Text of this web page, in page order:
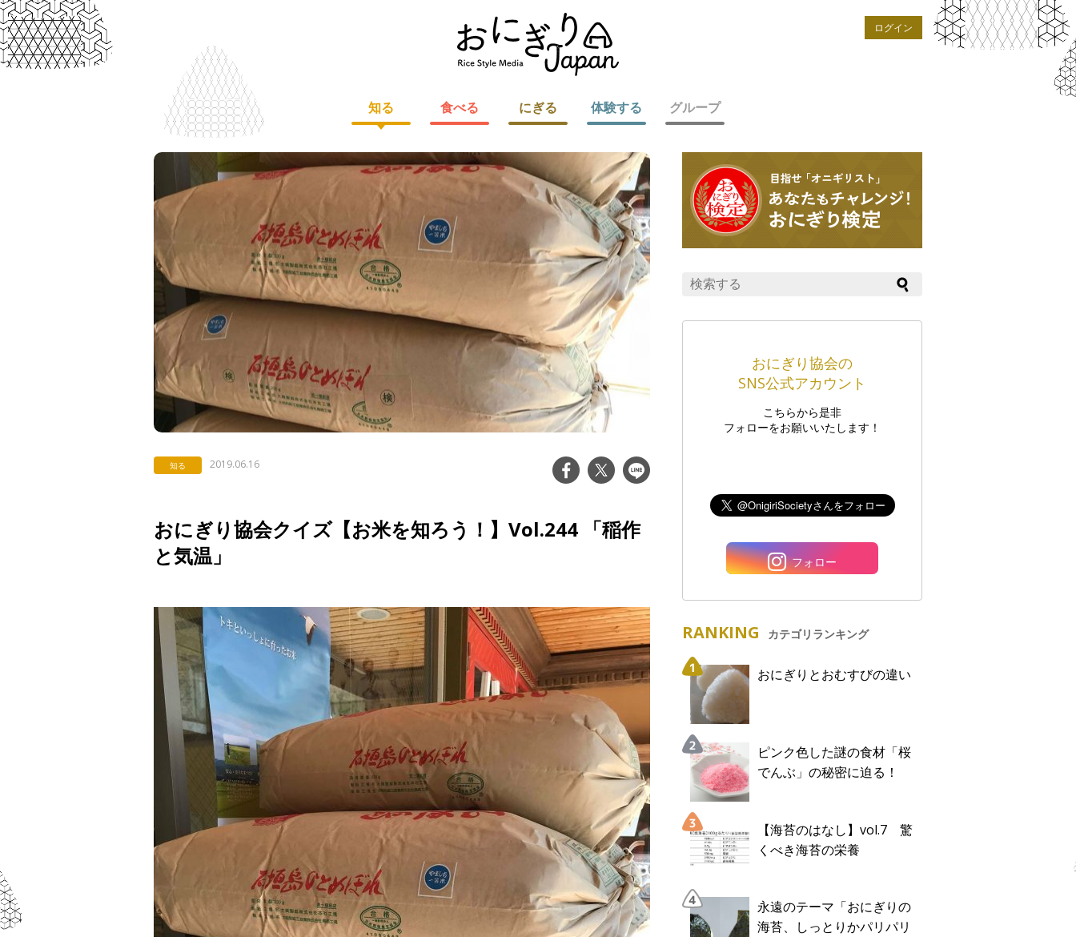
ログイン
知る 食べる にぎる 体験する グループ
知る 2019.06.16
おにぎり協会クイズ【お米を知ろう！】Vol.244 「稲作
と気温」
おにぎり協会の
SNS公式アカウント
こちらから是非
フォローをお願いいたします！
フォロー
RANKING カテゴリランキング
おにぎりとおむすびの違い
ピンク色した謎の食材「桜
でんぶ」の秘密に迫る！
【海苔のはなし】vol.7 驚
くべき海苔の栄養
永遠のテーマ「おにぎりの
海苔、しっとりかパリパリ